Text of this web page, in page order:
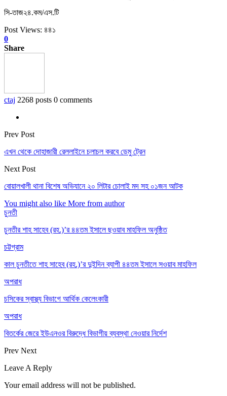
সি-তাজ২৪.কম/এস.টি
Post Views: ৪৪১
0
Share
ctaj 2268 posts 0 comments
Prev Post
এখন থেকে দোহাজারী রেললাইনে চলাচল করবে ডেমু ট্রেন
Next Post
বোয়ালখালী থানা বিশেষ অভিযানে ২০ লিটার চোলাই মদ সহ ০১জন আটক
You might also like More from author
চুনতী
চুনতীর শাহ সাহেব (রহ.)’র ৪৪তম ইসালে ছওয়াব মাহফিল অনুষ্ঠিত
চট্টগ্রাম
কাল চুনতীতে শাহ সাহেব (রহ.)’র দুইদিন ব্যাপী ৪৪তম ইসালে সওয়াব মাহফিল
অপরাধ
চসিকের স্বাস্থ্য বিভাগে আর্থিক কেলেংকারী
অপরাধ
বিতর্কের জেরে ইউএনওর বিরুদ্ধে বিভাগীয় ব্যবস্থা নেওয়ার নির্দেশ
Prev Next
Leave A Reply
Your email address will not be published.